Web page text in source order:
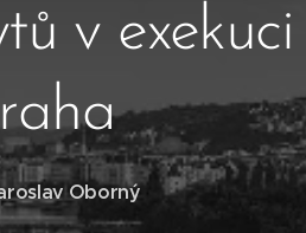
v exekuci
Oborný